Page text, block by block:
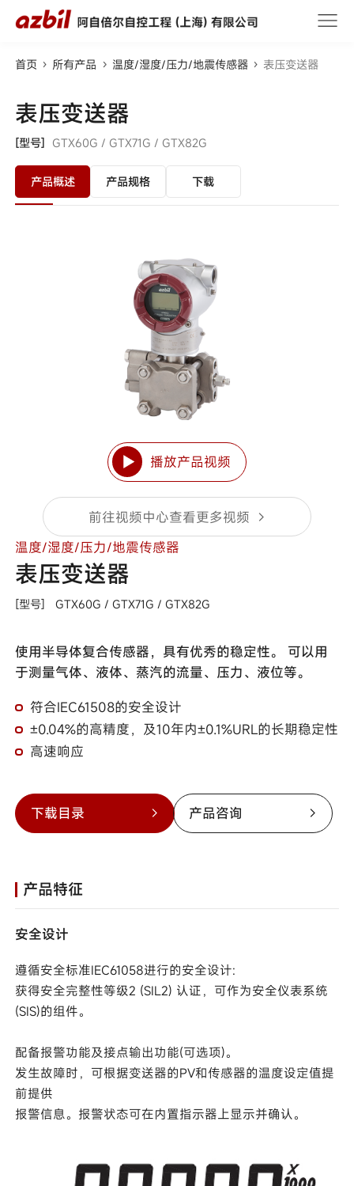
首页 所有产品 温度/湿度/压力/地震传感器 表压变送器
表压变送器
[型号] GTX60G / GTX71G / GTX82G
产品概述 产品规格 下载
播放产品视频
前往视频中心查看更多视频
温度/湿度/压力/地震传感器
表压变送器
[型号] GTX60G / GTX71G / GTX82G
使用半导体复合传感器，具有优秀的稳定性。 可以用
于测量气体、液体、蒸汽的流量、压力、液位等。
符合IEC61508的安全设计
±0.04%的高精度，及10年内±0.1%URL的长期稳定性
高速响应
下载目录 产品咨询
产品特征
安全设计
遵循安全标准IEC61058进行的安全设计:
获得安全完整性等级2 (SIL2) 认证，可作为安全仪表系统
(SIS)的组件。
配备报警功能及接点输出功能(可选项)。
发生故障时，可根据变送器的PV和传感器的温度设定值提
前提供
报警信息。报警状态可在内置指示器上显示并确认。